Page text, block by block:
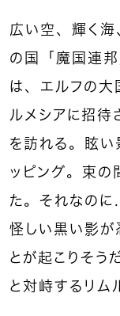
広い空、輝く海
の国「魔国連邦
は、エルフの
ルメシアに招待
を訪れる。眩い
ッピング。束の
た。それなの
怪しい黒い影
とが起こりそう
と対峙するリム